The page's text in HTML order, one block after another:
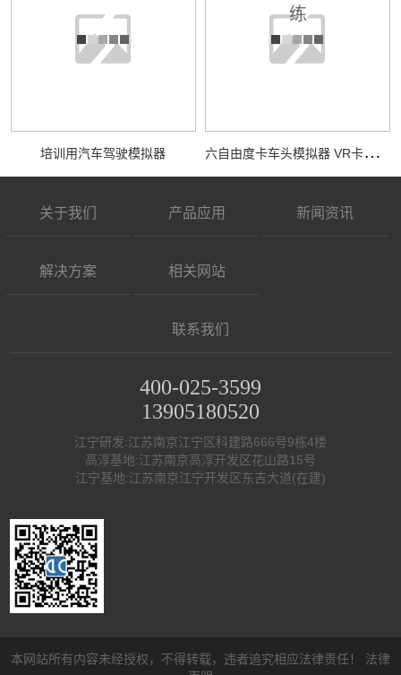
培训用汽车驾驶模拟器 六
自由度卡车头模拟器 VR卡车模拟驾驶训练
关于我们 产品应用 新闻资讯
解决方案 相关网站
联系我们
400-025-3599
13905180520
江宁研发:江苏南京江宁区科建路666号9栋4楼
高淳基地:江苏南京高淳开发区花山路15号
江宁基地:江苏南京江宁开发区东吉大道(在建)
本网站所有内容未经授权，不得转载，违者追究相应法律责任！ 法律